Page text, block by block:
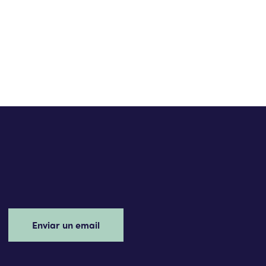
Enviar un email